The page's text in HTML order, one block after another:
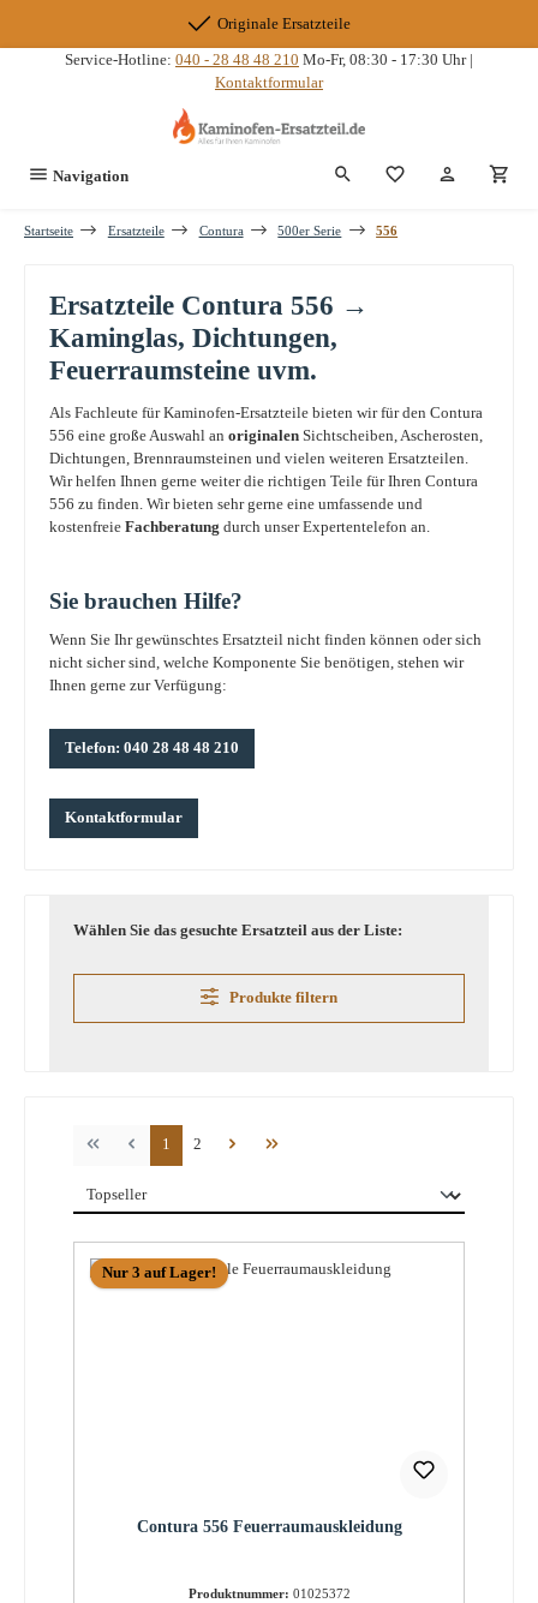
Originale Ersatzteile
Service-Hotline: 040 - 28 48 48 210 Mo-Fr, 08:30 - 17:30 Uhr |
Kontaktformular
Navigation Du hast 0
Startseite Ersatzteile Contura 500er Serie 556
Ersatzteile Contura 556 →
Kaminglas, Dichtungen,
Feuerraumsteine uvm.
Als Fachleute für Kaminofen-Ersatzteile bieten wir für den Contura
556 eine große Auswahl an originalen Sichtscheiben, Ascherosten,
Dichtungen, Brennraumsteinen und vielen weiteren Ersatzteilen.
Wir helfen Ihnen gerne weiter die richtigen Teile für Ihren Contura
556 zu finden. Wir bieten sehr gerne eine umfassende und
kostenfreie Fachberatung durch unser Expertentelefon an.
Sie brauchen Hilfe?
Wenn Sie Ihr gewünschtes Ersatzteil nicht finden können oder sich
nicht sicher sind, welche Komponente Sie benötigen, stehen wir
Ihnen gerne zur Verfügung:
Telefon: 040 28 48 48 210
Kontaktformular
Wählen Sie das gesuchte Ersatzteil aus der Liste:
Produkte filtern
Seite
1 Seite
2
Nur 3 auf Lager!
Contura 556 Feuerraumauskleidung
Produktnummer: 01025372